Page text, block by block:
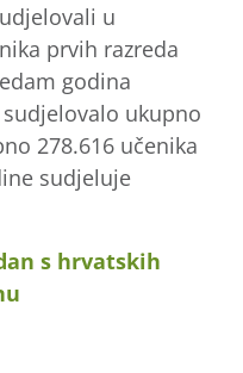
u
prvih razreda
godina
ukupno
278.616 učenika
sudjeluje
s hrvatskih